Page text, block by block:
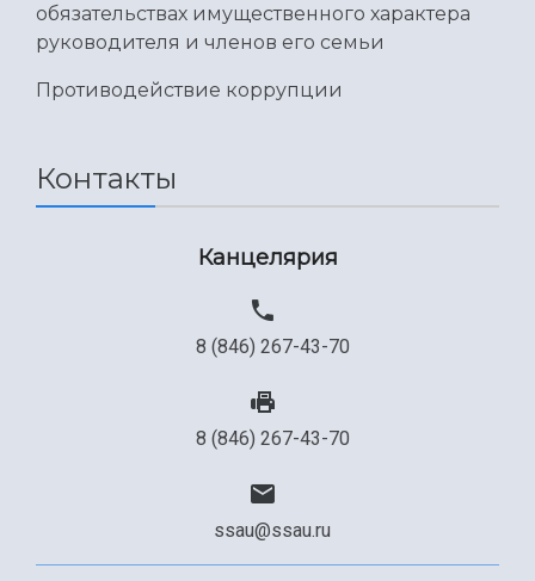
обязательствах имущественного характера
руководителя и членов его семьи
Противодействие коррупции
Контакты
Канцелярия
8 (846) 267-43-70
8 (846) 267-43-70
ssau@ssau.ru